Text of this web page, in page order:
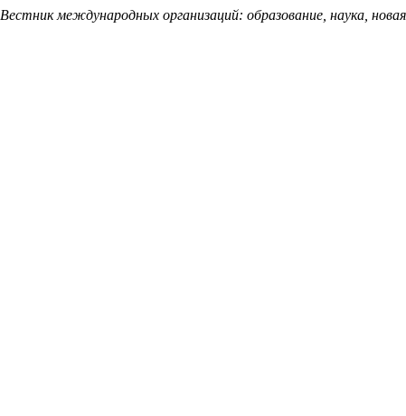
Вестник международных организаций: образование, наука,